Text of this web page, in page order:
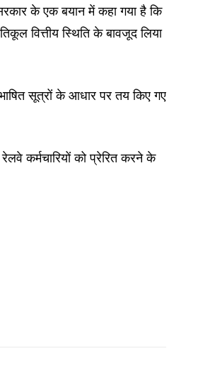
के एक बयान में कहा गया है कि
वित्तीय स्थिति के बावजूद लिया
सूत्रों के आधार पर तय किए गए
कर्मचारियों को प्रेरित करने के